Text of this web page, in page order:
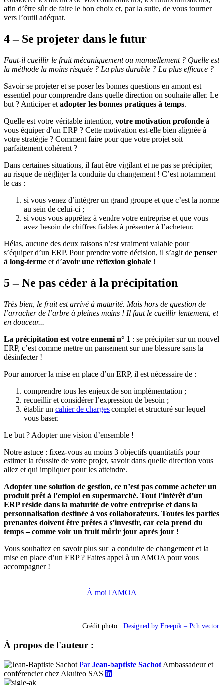
afin d’être sûr de faire le bon choix et, par la suite, de vous tourner
vers l’outil adéquat.
4 – Se projeter dans le futur
Faut-il cueillir le fruit mécaniquement ou manuellement ? Quelle est
la méthode la moins risquée ? La plus durable ? La plus efficace ?
Savoir se projeter et se poser les bonnes questions en amont est
essentiel pour comprendre dans quelle direction on souhaite aller. Le
but ? Anticiper et adopter les bonnes pratiques à temps.
Quelle est votre véritable intention, votre motivation profonde à
vous équiper d’un ERP ? Cette motivation est-elle bien alignée à
votre stratégie ? Comment faire pour que votre projet soit
parfaitement cohérent ?
Dans certaines situations, il faut être vigilant et ne pas se précipiter,
au risque de négliger la conduite du changement ! C’est notamment
le cas :
si vous venez d’intégrer un grand groupe et que c’est la norme
au sein de celui-ci ;
si vous vous apprêtez à vendre votre entreprise et que vous
avez besoin de chiffres fiables à présenter à l’acheteur.
Hélas, aucune des deux raisons n’est vraiment valable pour
s’équiper d’un ERP. Pour prendre votre décision, il s’agit de penser
à long-terme et d’avoir une réflexion globale !
5 – Ne pas céder à la précipitation
Très bien, le fruit est arrivé à maturité. Mais hors de question de
l’arracher de l’arbre à pleines mains ! Il faut le cueillir lentement, et
en douceur...
La précipitation est votre ennemi n° 1 : se précipiter sur un nouvel
ERP, c’est comme mettre un pansement sur une blessure sans la
désinfecter !
Pour amorcer la mise en place d’un ERP, il est nécessaire de :
comprendre tous les enjeux de son implémentation ;
recueillir et considérer l’expression de besoin ;
établir un cahier de charges complet et structuré sur lequel
vous baser.
Le but ? Adopter une vision d’ensemble !
Notre astuce : fixez-vous au moins 3 objectifs quantitatifs pour
estimer la réussite de votre projet, savoir dans quelle direction vous
allez et qui impliquer pour les atteindre.
Adopter une solution de gestion, ce n’est pas comme acheter un
produit prêt à l’emploi en supermarché. Tout l’intérêt d’un
ERP réside dans la maturité de votre entreprise et dans la
personnalisation destinée à vos collaborateurs. Toutes les parties
prenantes doivent être prêtes à s’investir, car cela prend du
temps – comme voir un fruit mûrir jour après jour !
Vous souhaitez en savoir plus sur la conduite de changement et la
mise en place d’un ERP ? Faites appel à un AMOA pour vous
accompagner !
À moi l'AMOA
Crédit photo : Designed by Freepik – Pch.vector
À propos de l'auteur :
ParJean-baptiste Sachot Ambassadeur et
conférencier chez Akuiteo SAS